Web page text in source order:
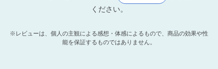
ください。
※レビューは、個人の主観による感想・体感によるもので、商品の効果や性
能を保証するものではありません。